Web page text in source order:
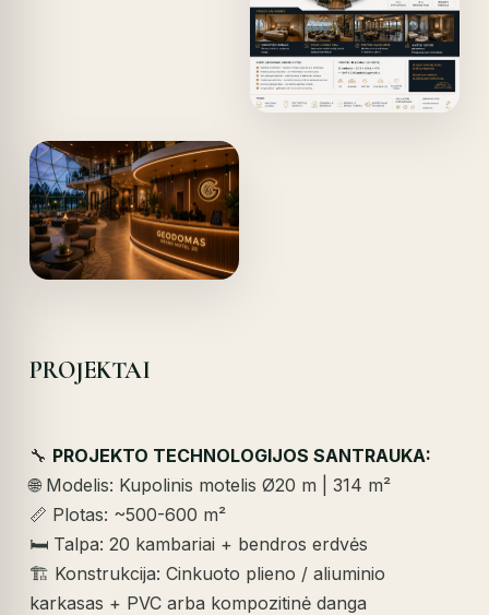
PROJEKTAI
🔧 PROJEKTO TECHNOLOGIJOS SANTRAUKA:
🌐 Modelis: Kupolinis motelis Ø20 m | 314 m²
📏 Plotas: ~500-600 m²
🛏️ Talpa: 20 kambariai + bendros erdvės
🏗️ Konstrukcija: Cinkuoto plieno / aliuminio
karkasas + PVC arba kompozitinė danga